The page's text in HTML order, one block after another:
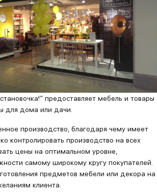
предоставляет мебель и товары
для дома или дачи.
производство, благодаря чему имеет
контролировать производство на всех
цены на оптимальном уровне,
самому широкому кругу покупателей.
предметов мебели или декора на
клиента.